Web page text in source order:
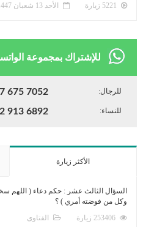
الأحد 13 شعبان 1447ﻫ 1-2-2026م
للإشتراك بمجموعة
للرجال: 675 7052
للنساء: 913 6892
الأكثر زيارة
السؤال الثالث عشر : حكم دعاء ( اللهم
وكل من فوضته أمري ) ؟
الفتاوى